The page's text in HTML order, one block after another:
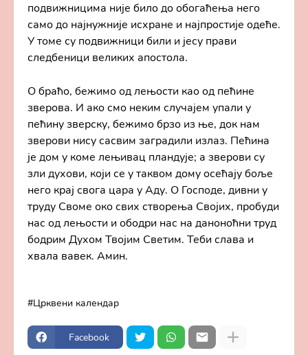
подвижницима није било до обогаћења него
само до најнужније исхране и најпростије одеће.
У томе су подвижници били и јесу прави
следбеници великих апостола.
О браћо, бежимо од лењости као од пећине
зверова. И ако смо неким случајем упали у
пећину зверску, бежимо брзо из ње, док нам
зверови нису сасвим заградили излаз. Пећина
је дом у коме лењивац пландује; а зверови су
зли духови, који се у таквом дому осећају боље
него крај свога цара у Аду. О Господе, дивни у
труду Своме око свих створења Својих, пробуди
нас од лењости и ободри нас на даноноћни труд
бодрим Духом Твојим Светим. Теби слава и
хвала вавек. Амин.
Црквени календар
Facebook